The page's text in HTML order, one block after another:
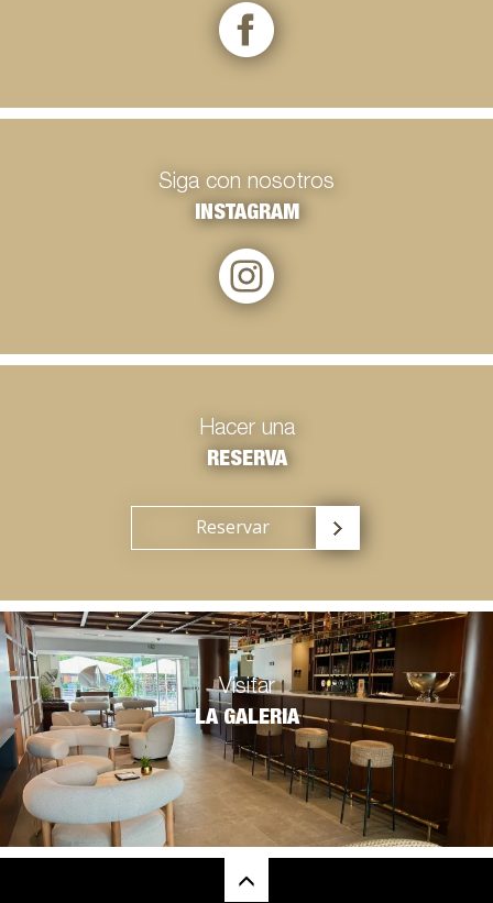
Siga con nosotros
INSTAGRAM
Hacer una
RESERVA
Reservar
Visitar
LA GALERIA